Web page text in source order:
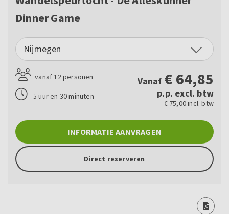
Dinner Game
Nijmegen
vanaf 12 personen
5 uur en 30 minuten
Vanaf € 64,85
p.p. excl. btw
€ 75,00 incl. btw
INFORMATIE AANVRAGEN
Direct reserveren